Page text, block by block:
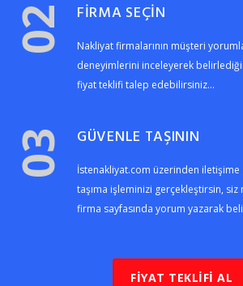
02 FİRMA SEÇİN
Nakliyat firmalarının müşteri
deneyimlerini inceleyerek
fiyat teklifi talep edebilirsiniz...
03 GÜVENLE TAŞININ
İstenakliyat.com üzerinden
taşıma işleminizi gerçekleştirsin, siz
firma sayfasında yorum yazarak
FİYAT TEKLİFİ AL